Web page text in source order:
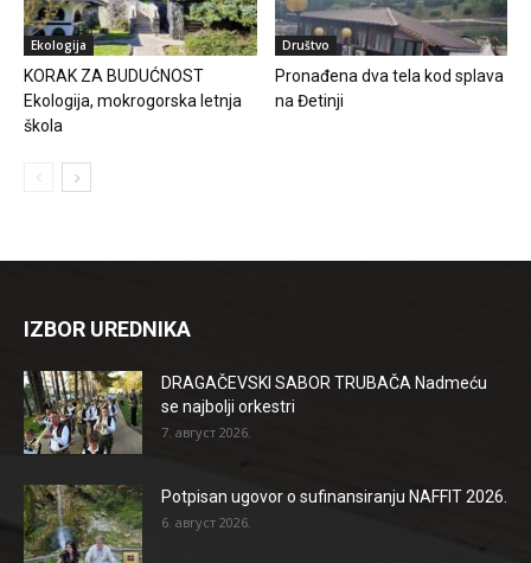
Ekologija
KORAK ZA BUDUĆNOST
Ekologija, mokrogorska letnja
škola
Društvo
Pronađena dva tela kod splava
na Đetinji
IZBOR UREDNIKA
DRAGAČEVSKI SABOR TRUBAČA Nadmeću
se najbolji orkestri
7. август 2026.
Potpisan ugovor o sufinansiranju NAFFIT 2026.
6. август 2026.